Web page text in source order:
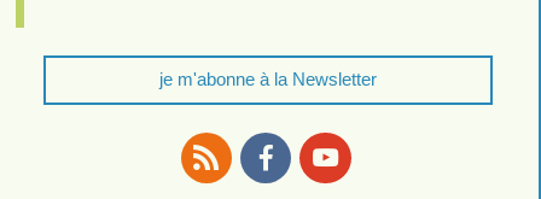
je m'abonne à la Newsletter